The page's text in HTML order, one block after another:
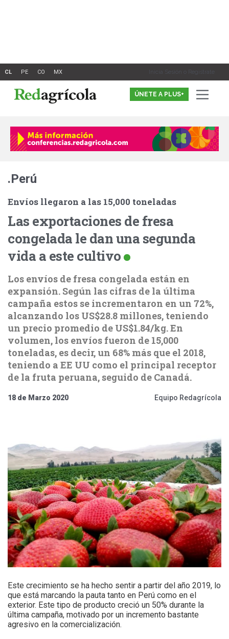
Inicia Sesión o Registrate
ÚNETE A PLUS+
.Perú
Envíos llegaron a las 15,000 toneladas
Las exportaciones de fresa
congelada le dan una segunda
vida a este cultivo
Los envíos de fresa congelada están en
expansión. Según las cifras de la última
campaña estos se incrementaron en un 72%,
alcanzando los US$28.8 millones, teniendo
un precio promedio de US$1.84/kg. En
volumen, los envíos fueron de 15,000
toneladas, es decir, un 68% más que el 2018,
teniendo a EE UU como el principal receptor
de la fruta peruana, seguido de Canadá.
18 de Marzo 2020 Equipo Redagrícola
Este crecimiento se ha hecho sentir a partir del año 2019, lo
que está marcando la pauta tanto en Perú como en el
exterior. Este tipo de producto creció un 50% durante la
última campaña, motivado por un incremento bastante
agresivo en la comercialización.